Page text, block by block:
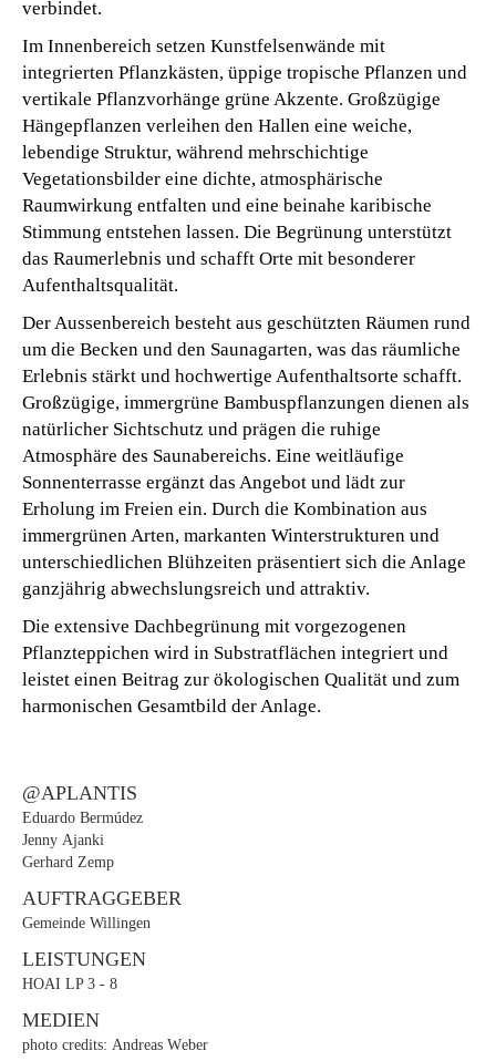
verbindet.
Im Innenbereich setzen Kunstfelsenwände mit
integrierten Pflanzkästen, üppige tropische Pflanzen und
vertikale Pflanzvorhänge grüne Akzente. Großzügige
Hängepflanzen verleihen den Hallen eine weiche,
lebendige Struktur, während mehrschichtige
Vegetationsbilder eine dichte, atmosphärische
Raumwirkung entfalten und eine beinahe karibische
Stimmung entstehen lassen. Die Begrünung unterstützt
das Raumerlebnis und schafft Orte mit besonderer
Aufenthaltsqualität.
Der Aussenbereich besteht aus geschützten Räumen rund
um die Becken und den Saunagarten, was das räumliche
Erlebnis stärkt und hochwertige Aufenthaltsorte schafft.
Großzügige, immergrüne Bambuspflanzungen dienen als
natürlicher Sichtschutz und prägen die ruhige
Atmosphäre des Saunabereichs. Eine weitläufige
Sonnenterrasse ergänzt das Angebot und lädt zur
Erholung im Freien ein. Durch die Kombination aus
immergrünen Arten, markanten Winterstrukturen und
unterschiedlichen Blühzeiten präsentiert sich die Anlage
ganzjährig abwechslungsreich und attraktiv.
Die extensive Dachbegrünung mit vorgezogenen
Pflanzteppichen wird in Substratflächen integriert und
leistet einen Beitrag zur ökologischen Qualität und zum
harmonischen Gesamtbild der Anlage.
@APLANTIS
Eduardo Bermúdez
Jenny Ajanki
Gerhard Zemp
AUFTRAGGEBER
Gemeinde Willingen
LEISTUNGEN
HOAI LP 3 - 8
MEDIEN
photo credits: Andreas Weber